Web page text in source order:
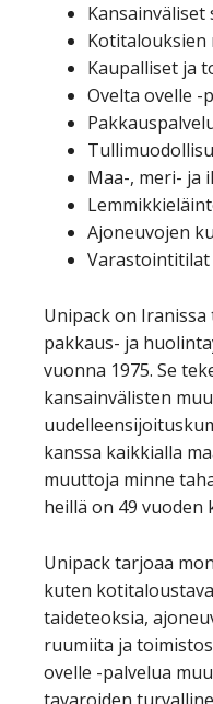
Kaupalliset ja
Ovelta ovelle -
Maa-, meri- ja
Ajoneuvojen
Varastointitilat
Unipack on
pakkaus- ja
vuonna 1975. Se
kansainvälisten
kanssa kaikkialla
muuttoja minne
heillä on 49 vuoden
Unipack tarjoaa
kuten
taideteoksia,
ruumiita ja
ovelle -palvelua